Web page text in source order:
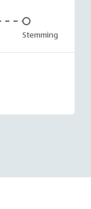
Onvoltooid:
Stemming